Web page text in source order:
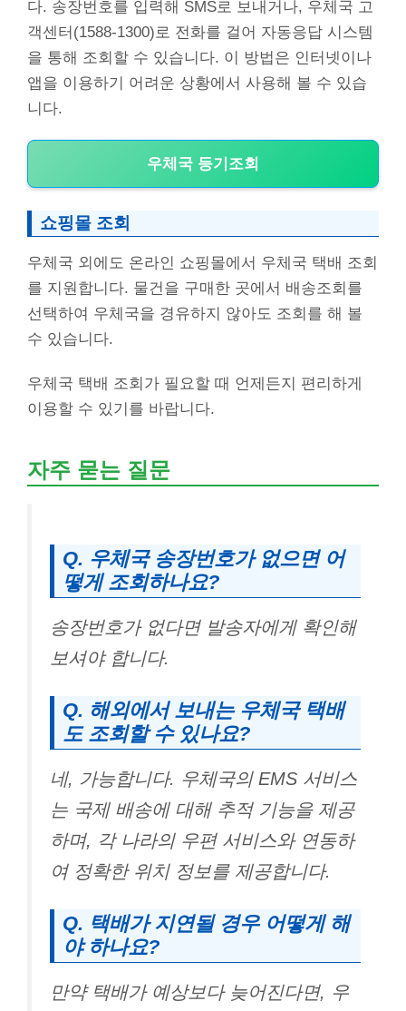
다. 송장번호를 입력해 SMS로 보내거나, 우체국 고
객센터(1588-1300)로 전화를 걸어 자동응답 시스템
을 통해 조회할 수 있습니다. 이 방법은 인터넷이나
앱을 이용하기 어려운 상황에서 사용해 볼 수 있습
니다.
우체국 등기조회
쇼핑몰 조회
우체국 외에도 온라인 쇼핑몰에서 우체국 택배 조회
를 지원합니다. 물건을 구매한 곳에서 배송조회를
선택하여 우체국을 경유하지 않아도 조회를 해 볼
수 있습니다.
우체국 택배 조회가 필요할 때 언제든지 편리하게
이용할 수 있기를 바랍니다.
자주 묻는 질문
Q. 우체국 송장번호가 없으면 어
떻게 조회하나요?
송장번호가 없다면 발송자에게 확인해
보셔야 합니다.
Q. 해외에서 보내는 우체국 택배
도 조회할 수 있나요?
네, 가능합니다. 우체국의 EMS 서비스
는 국제 배송에 대해 추적 기능을 제공
하며, 각 나라의 우편 서비스와 연동하
여 정확한 위치 정보를 제공합니다.
Q. 택배가 지연될 경우 어떻게 해
야 하나요?
만약 택배가 예상보다 늦어진다면, 우